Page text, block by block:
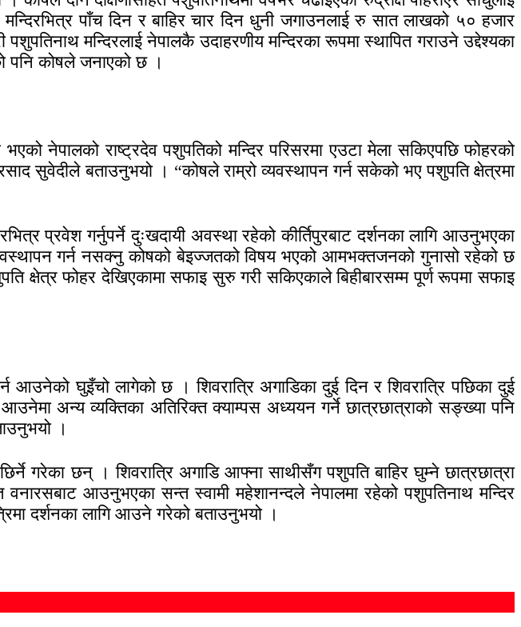
पाँच दिन र बाहिर चार दिन धुनी जगाउनलाई रु सात लाखको ५० हजार
मन्दिरलाई नेपालकै उदाहरणीय मन्दिरका रूपमा स्थापित गराउने उद्देश्यका
पनि कोषले जनाएको छ ।
नेपालको राष्ट्रदेव पशुपतिको मन्दिर परिसरमा एउटा मेला सकिएपछि फोहरको
सुवेदीले बताउनुभयो । “कोषले राम्रो व्यवस्थापन गर्न सकेको भए पशुपति क्षेत्रमा
प्रवेश गर्नुपर्ने दुःखदायी अवस्था रहेको कीर्तिपुरबाट दर्शनका लागि आउनुभएका
व्यवस्थापन गर्न नसक्नु कोषको बेइज्जतको विषय भएको आमभक्तजनको गुनासो रहेको छ
फोहर देखिएकामा सफाइ सुरु गरी सकिएकाले बिहीबारसम्म पूर्ण रूपमा सफाइ
आउनेको घुइँचो लागेको छ । शिवरात्रि अगाडिका दुई दिन र शिवरात्रि पछिका दुई
अन्य व्यक्तिका अतिरिक्त क्याम्पस अध्ययन गर्ने छात्रछात्राको सङ्ख्या पनि
।
गरेका छन् । शिवरात्रि अगाडि आफ्ना साथीसँग पशुपति बाहिर घुम्ने छात्रछात्रा
वनारसबाट आउनुभएका सन्त स्वामी महेशानन्दले नेपालमा रहेको पशुपतिनाथ मन्दिर
दर्शनका लागि आउने गरेको बताउनुभयो ।